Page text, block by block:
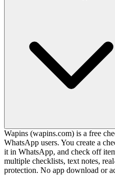
Wapins (wapins.com) is a free
WhatsApp users. You create a
it in WhatsApp, and check off
multiple checklists, text notes,
protection. No app download or